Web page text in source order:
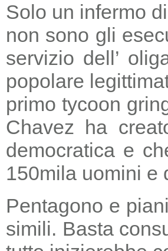
Solo un infermo
non sono gli
servizio dell’
popolare
primo tycoon
Chavez ha
democratica e
150mila uomini e
Pentagono e
simili. Basta